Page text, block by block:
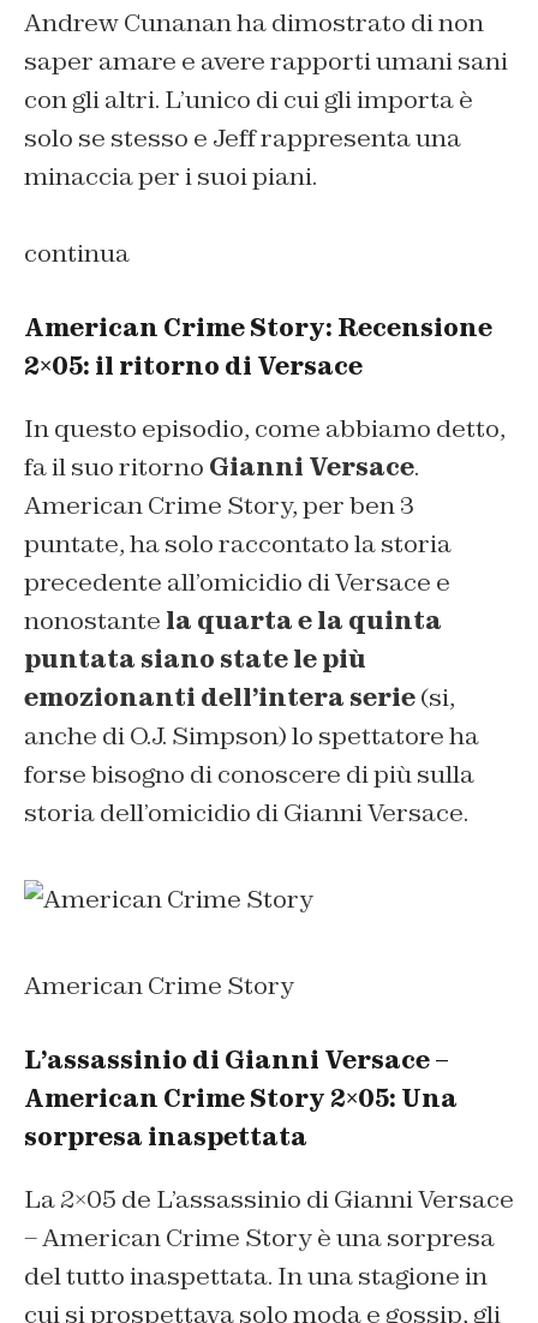
Andrew Cunanan ha dimostrato di non
saper amare e avere rapporti umani sani
con gli altri. L’unico di cui gli importa è
solo se stesso e Jeff rappresenta una
minaccia per i suoi piani.
continua
American Crime Story: Recensione
2×05: il ritorno di Versace
In questo episodio, come abbiamo detto,
fa il suo ritorno Gianni Versace.
American Crime Story, per ben 3
puntate, ha solo raccontato la storia
precedente all’omicidio di Versace e
nonostante la quarta e la quinta
puntata siano state le più
emozionanti dell’intera serie(si,
anche di O.J. Simpson) lo spettatore ha
forse bisogno di conoscere di più sulla
storia dell’omicidio di Gianni Versace.
American Crime Story
L’assassinio di Gianni Versace –
American Crime Story 2×05: Una
sorpresa inaspettata
La 2×05 de L’assassinio di Gianni Versace
– American Crime Storyè una sorpresa
del tutto inaspettata. In una stagione in
cui si prospettava solo moda e gossip, gli